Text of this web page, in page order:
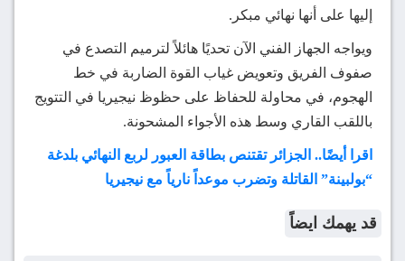
إليها على أنها نهائي مبكر.
ويواجه الجهاز الفني الآن تحديًا هائلاً لترميم التصدع في
صفوف الفريق وتعويض غياب القوة الضاربة في خط
الهجوم، في محاولة للحفاظ على حظوظ نيجيريا في التتويج
باللقب القاري وسط هذه الأجواء المشحونة.
اقرا أيضًا.. الجزائر تقتنص بطاقة العبور لربع النهائي بلدغة
“بولبينة” القاتلة وتضرب موعداً نارياً مع نيجيريا
قد يهمك ايضاً